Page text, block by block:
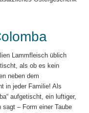
Lammfleisch üblich
als ob es kein
neben dem
in jeder Familie! Als
aufgetischt, ein luftiger,
– Form einer Taube